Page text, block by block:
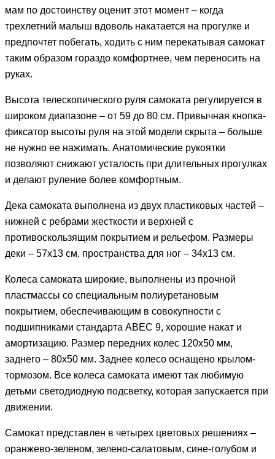
мам по достоинству оценит этот момент – когда
трехлетний малыш вдоволь накатается на прогулке и
предпочтет побегать, ходить с ним перекатывая самокат
таким образом гораздо комфортнее, чем переносить на
руках.
Высота телескопического руля самоката регулируется в
широком диапазоне – от 59 до 80 см. Привычная кнопка-
фиксатор высоты руля на этой модели скрыта – больше
не нужно ее нажимать. Анатомические рукоятки
позволяют снижают усталость при длительных прогулках
и делают руление более комфортным.
Дека самоката выполнена из двух пластиковых частей –
нижней с ребрами жесткости и верхней с
противоскользящим покрытием и рельефом. Размеры
деки – 57х13 см, пространства для ног – 34х13 см.
Колеса самоката широкие, выполнены из прочной
пластмассы со специальным полиуретановым
покрытием, обеспечивающим в совокупности с
подшипниками стандарта ABEC 9, хорошие накат и
амортизацию. Размер передних колес 120х50 мм,
заднего – 80х50 мм. Заднее колесо оснащено крылом-
тормозом. Все колеса самоката имеют так любимую
детьми светодиодную подсветку, которая запускается при
движении.
Самокат представлен в четырех цветовых решениях –
оранжево-зеленом, зелено-салатовым, сине-голубом и